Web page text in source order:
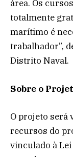
área. Os
totalmente
marítimo é
trabalhador”,
Distrito Naval.
Sobre o
O projeto será
recursos do
vinculado à